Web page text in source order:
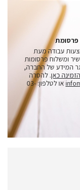
פרסומת
עבודה מעת
ומשלוח פרסומות
המידע של החברה,
הזמינה כאן. להסרה
או לטלפון: 03-